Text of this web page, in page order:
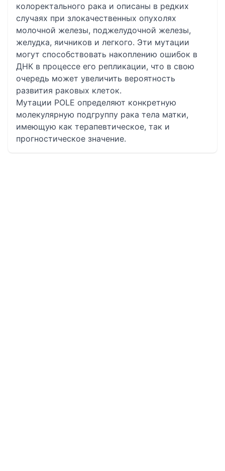
колоректального рака и описаны в редких
случаях при злокачественных опухолях
молочной железы, поджелудочной железы,
желудка, яичников и легкого. Эти мутации
могут способствовать накоплению ошибок в
ДНК в процессе его репликации, что в свою
очередь может увеличить вероятность
развития раковых клеток.
Мутации POLE определяют конкретную
молекулярную подгруппу рака тела матки,
имеющую как терапевтическое, так и
прогностическое значение.